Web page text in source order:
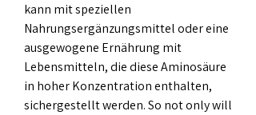
kann mit speziellen
Nahrungsergänzungsmittel oder eine
ausgewogene Ernährung mit
Lebensmitteln, die diese Aminosäure
in hoher Konzentration enthalten,
sichergestellt werden. So not only will